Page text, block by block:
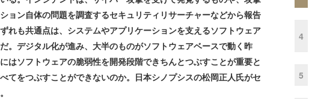
ョン自体の問題を調査するセキュリティリサーチャーなどから報告
れも共通点は、システムやアプリケーションを支えるソフトウェア
。デジタル化が進み、大半のものがソフトウェアベースで動く昨
はソフトウェアの脆弱性を開発段階できちんとつぶすことが重要と
てをつぶすことができないのか。日本シノプシスの松岡正人氏がセ
4
5